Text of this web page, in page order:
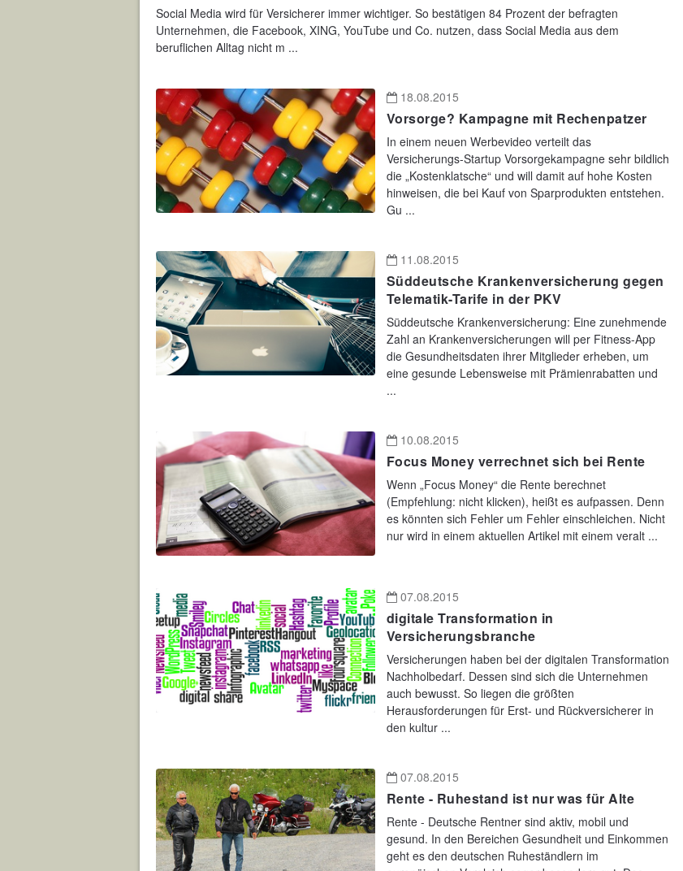
Social Media wird für Versicherer immer wichtiger. So bestätigen 84 Prozent der befragten
Unternehmen, die Facebook, XING, YouTube und Co. nutzen, dass Social Media aus dem
beruflichen Alltag nicht m ...
18.08.2015
Vorsorge? Kampagne mit Rechenpatzer
In einem neuen Werbevideo verteilt das
Versicherungs-Startup Vorsorgekampagne sehr bildlich
die „Kostenklatsche“ und will damit auf hohe Kosten
hinweisen, die bei Kauf von Sparprodukten entstehen.
Gu ...
11.08.2015
Süddeutsche Krankenversicherung gegen
Telematik-Tarife in der PKV
Süddeutsche Krankenversicherung: Eine zunehmende
Zahl an Krankenversicherungen will per Fitness-App
die Gesundheitsdaten ihrer Mitglieder erheben, um
eine gesunde Lebensweise mit Prämienrabatten und
...
10.08.2015
Focus Money verrechnet sich bei Rente
Wenn „Focus Money“ die Rente berechnet
(Empfehlung: nicht klicken), heißt es aufpassen. Denn
es könnten sich Fehler um Fehler einschleichen. Nicht
nur wird in einem aktuellen Artikel mit einem veralt ...
07.08.2015
digitale Transformation in
Versicherungsbranche
Versicherungen haben bei der digitalen Transformation
Nachholbedarf. Dessen sind sich die Unternehmen
auch bewusst. So liegen die größten
Herausforderungen für Erst- und Rückversicherer in
den kultur ...
07.08.2015
Rente - Ruhestand ist nur was für Alte
Rente - Deutsche Rentner sind aktiv, mobil und
gesund. In den Bereichen Gesundheit und Einkommen
geht es den deutschen Ruheständlern im